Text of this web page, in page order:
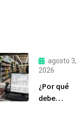
agosto 3,
2026
¿Por qué
debe